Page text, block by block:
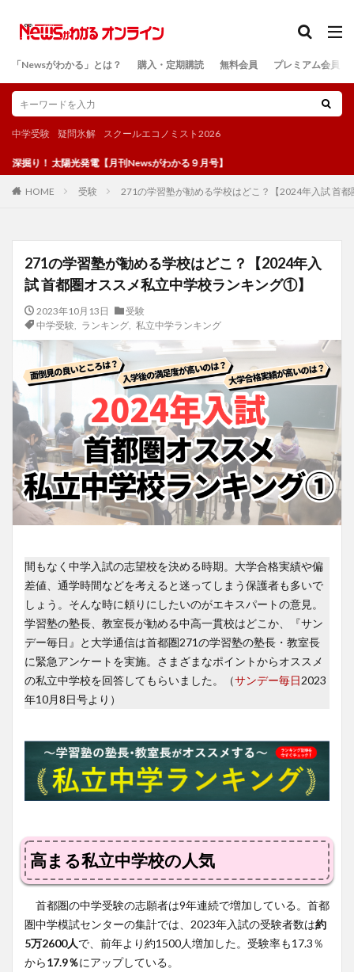
「Newsがわかる」とは？ 購入・定期購読 無料会員 プレミアム会員
中学受験 疑問氷解 スクールエコノミスト2026
太陽光発電【月刊Newsがわかる９月号】
HOME 受験 271の学習塾が勧める学校はどこ？【2024年入試 首
271の学習塾が勧める学校はどこ？【2024年入
試 首都圏オススメ私立中学校ランキング①】
2023年10月13日
受験
中学受験, ランキング, 私立中学ランキング
間もなく中学入試の志望校を決める時期。大学合格実績や偏
差値、通学時間などを考えると迷ってしまう保護者も多いで
しょう。そんな時に頼りにしたいのがエキスパートの意見。
学習塾の塾長、教室長が勧める中高一貫校はどこか、『サン
デー毎日』と大学通信は首都圏271の学習塾の塾長・教室長
に緊急アンケートを実施。さまざまなポイントからオススメ
の私立中学校を回答してもらいました。（サンデー毎日2023
年10月8日号より）
高まる私立中学校の人気
首都圏の中学受験の志願者は9年連続で増加している。首都
圏中学模試センターの集計では、2023年入試の受験者数は約
5万2600人で、前年より約1500人増加した。受験率も17.3％
から17.9％にアップしている。
検索